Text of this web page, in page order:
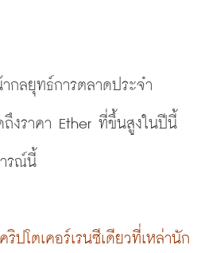
ถึงราคา Ether ที่ขึ้นสูงในปีนี้
รณ์นี้
ปโตเคอร์เรนซีเดียวที่เหล่านัก